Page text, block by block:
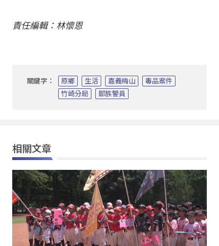
責任編輯：林懷恩
關鍵字： 原鄉 生活 嘉義梅山
毒品案件
竹崎分局
鄒族警員
相關文章